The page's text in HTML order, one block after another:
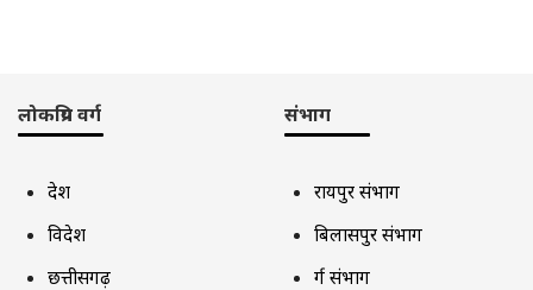
लोकप्रिय वर्ग
देश
विदेश
छत्तीसगढ़
संभाग
रायपुर संभाग
बिलासपुर संभाग
दुर्ग संभाग